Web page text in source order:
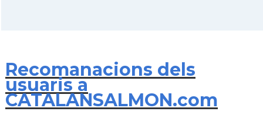
Recomanacions dels
usuaris a
CATALANSALMON.com